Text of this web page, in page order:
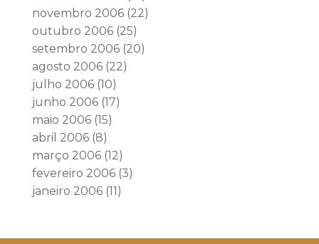
novembro 2006(22)
outubro 2006(25)
setembro 2006(20)
agosto 2006(22)
julho 2006(10)
junho 2006(17)
maio 2006(15)
abril 2006(8)
março 2006(12)
fevereiro 2006(3)
janeiro 2006(11)